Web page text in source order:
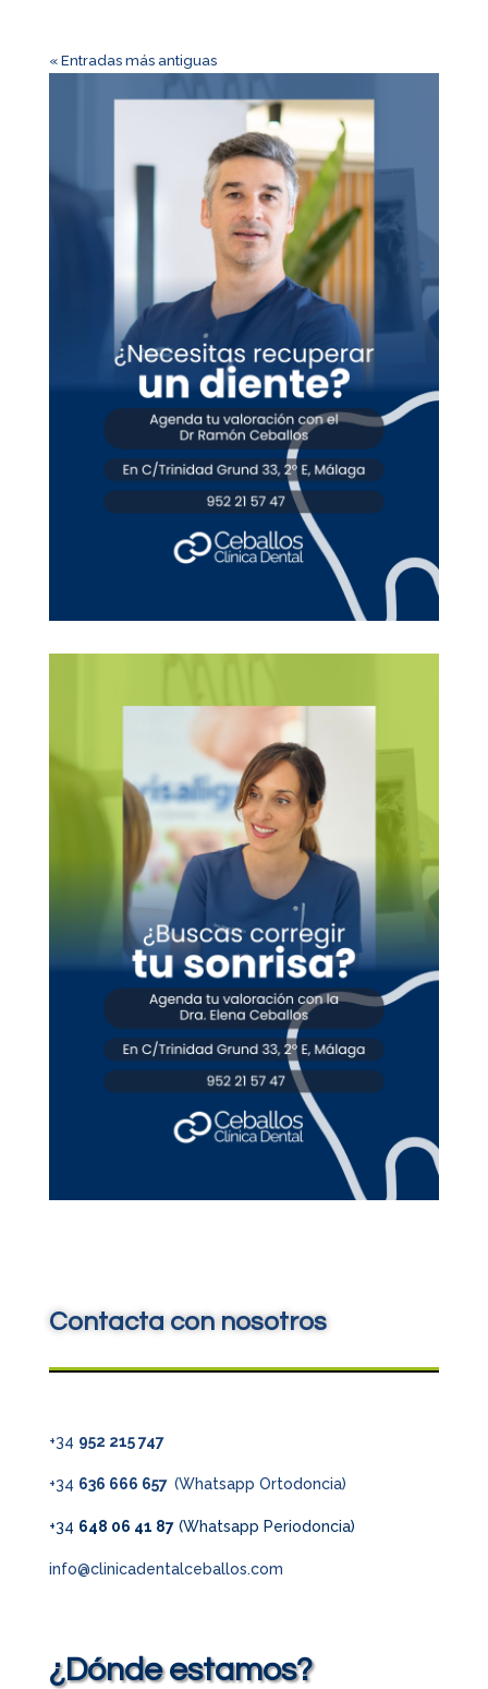
« Entradas más antiguas
Contacta con nosotros
+34 952 215 747
+34 636 666 657 (Whatsapp Ortodoncia)
+34 648 06 41 87(Whatsapp Periodoncia)
info@clinicadentalceballos.com
¿Dónde estamos?